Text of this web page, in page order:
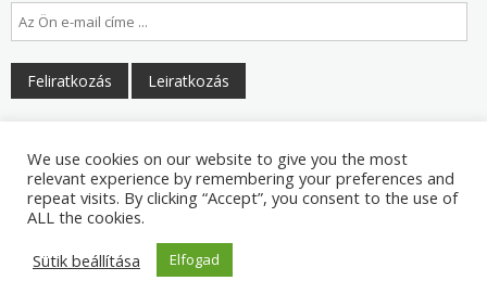
Copyright © 2026Napranéző Egészség Centrum és Egészségbolt
We use cookies on our website to give you the most
relevant experience by remembering your preferences and
repeat visits. By clicking “Accept”, you consent to the use of
ALL the cookies.
Sütik beállítása
Elfogad